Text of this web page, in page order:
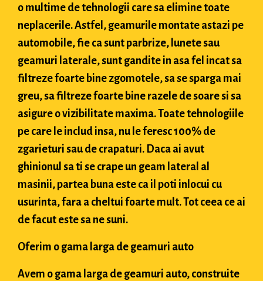
o multime de tehnologii care sa elimine toate
neplacerile. Astfel, geamurile montate astazi pe
automobile, fie ca sunt parbrize, lunete sau
geamuri laterale, sunt gandite in asa fel incat sa
filtreze foarte bine zgomotele, sa se sparga mai
greu, sa filtreze foarte bine razele de soare si sa
asigure o vizibilitate maxima. Toate tehnologiile
pe care le includ insa, nu le feresc 100% de
zgarieturi sau de crapaturi. Daca ai avut
ghinionul sa ti se crape un geam lateral al
masinii, partea buna este ca il poti inlocui cu
usurinta, fara a cheltui foarte mult. Tot ceea ce ai
de facut este sa ne suni.
Oferim o gama larga de geamuri auto
Avem o gama larga de geamuri auto, construite